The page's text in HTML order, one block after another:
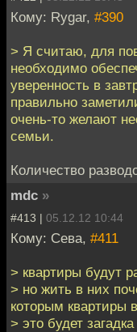
Кому: Rygar, #390
> Я считаю, для
необходимо
уверенность в
правильно
очень-то желают
семьи.
Количество
mdc »
#413 | 05.12.12 10:44
Кому: Сева, #411
> квартиры будут
> но жить в них
которым квартиры
> это будет